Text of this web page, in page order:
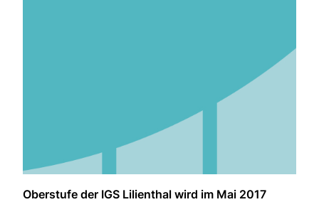
Oberstufe der IGS Lilienthal wird im Mai 2017